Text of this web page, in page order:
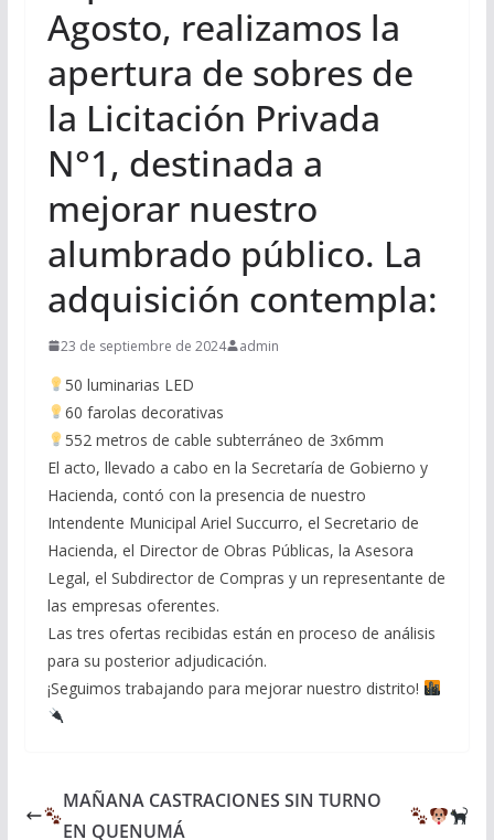
Agosto, realizamos la
apertura de sobres de
la Licitación Privada
N°1, destinada a
mejorar nuestro
alumbrado público. La
adquisición contempla:
23 de septiembre de 2024 admin
50 luminarias LED
60 farolas decorativas
552 metros de cable subterráneo de 3x6mm
El acto, llevado a cabo en la Secretaría de Gobierno y
Hacienda, contó con la presencia de nuestro
Intendente Municipal Ariel Succurro, el Secretario de
Hacienda, el Director de Obras Públicas, la Asesora
Legal, el Subdirector de Compras y un representante de
las empresas oferentes.
Las tres ofertas recibidas están en proceso de análisis
para su posterior adjudicación.
¡Seguimos trabajando para mejorar nuestro distrito!
MAÑANA CASTRACIONES SIN TURNO
EN QUENUMÁ